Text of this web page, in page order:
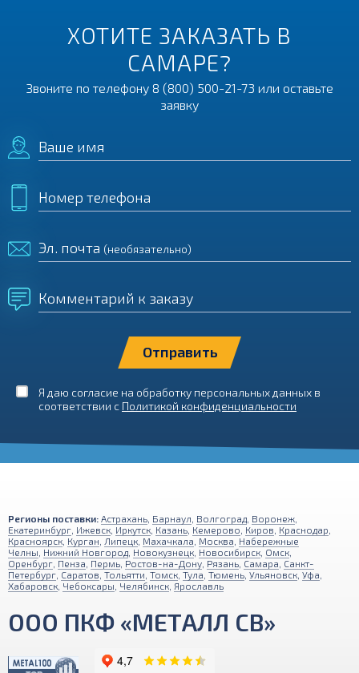
ХОТИТЕ ЗАКАЗАТЬ В
САМАРЕ?
Звоните по телефону 8 (800) 500-21-73 или оставьте
заявку
Ваше имя
Номер телефона
Эл. почта (необязательно)
Комментарий к заказу
Я даю согласие на обработку персональных данных в
соответствии с Политикой конфиденциальности
Регионы поставки: Астрахань Барнаул Волгоград Воронеж
Екатеринбург Ижевск Иркутск Казань Кемерово Киров Краснодар
Красноярск Курган Липецк Махачкала Москва Набережные
Челны Нижний Новгород Новокузнецк Новосибирск Омск
Оренбург Пенза Пермь Ростов-на-Дону Рязань Самара Санкт-
Петербург Саратов Тольятти Томск Тула Тюмень Ульяновск Уфа
Хабаровск Чебоксары Челябинск Ярославль
ООО ПКФ «МЕТАЛЛ СВ»